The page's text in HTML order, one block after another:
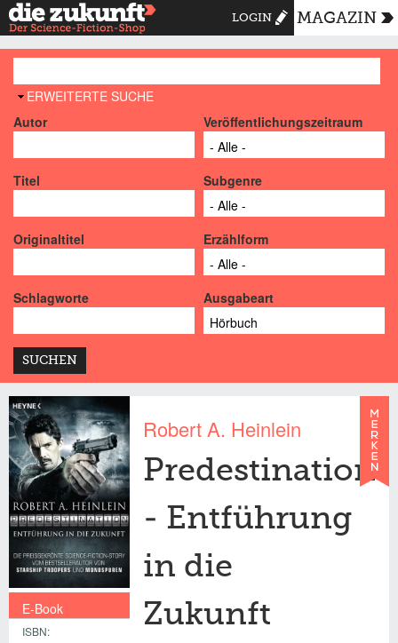
LOGIN MAGAZIN
AUSBLENDEN
ERWEITERTE SUCHE
Autor
Veröffentlichungszeitraum
Titel Subgenre
Originaltitel Erzählform
Schlagworte Ausgabeart
E-Book
ISBN:
Robert A. Heinlein
Predestination
- Entführung
in die
Zukunft